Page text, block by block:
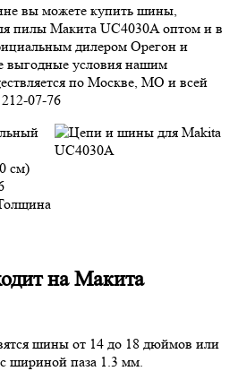
вы можете купить шины,
пилы Макита UC4030A оптом и в
дилером Орегон и
выгодные условия нашим
по Москве, МО и всей
07-76
см)
на Макита
шины от 14 до 18 дюймов или
шириной паза 1.3 мм.